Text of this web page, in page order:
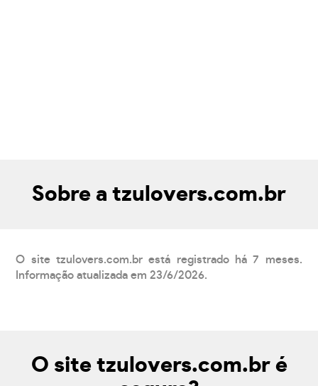
Sobre a tzulovers.com.br
O site tzulovers.com.br está registrado há 7 meses.
Informação atualizada em 23/6/2026.
O site tzulovers.com.br é